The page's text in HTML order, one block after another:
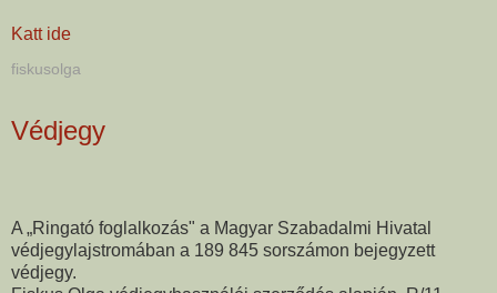
Katt ide
fiskusolga
Védjegy
A „Ringató foglalkozás" a Magyar Szabadalmi Hivatal
védjegylajstromában a 189 845 sorszámon bejegyzett
védjegy.